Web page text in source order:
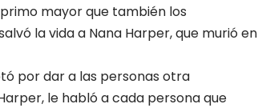
mayor que también los
la vida a Nana Harper, que murió en
por dar a las personas otra
le habló a cada persona que